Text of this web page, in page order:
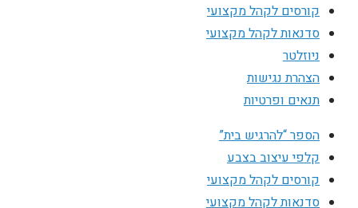
קורסים לקהל מקצועי
סדנאות לקהל מקצועי
ניוזלטר
הצהרת נגישות
תנאים ופרטיות
הספר “להרגיש בית”
קלפי עיצוב בצבע
קורסים לקהל מקצועי
סדנאות לקהל מקצועי